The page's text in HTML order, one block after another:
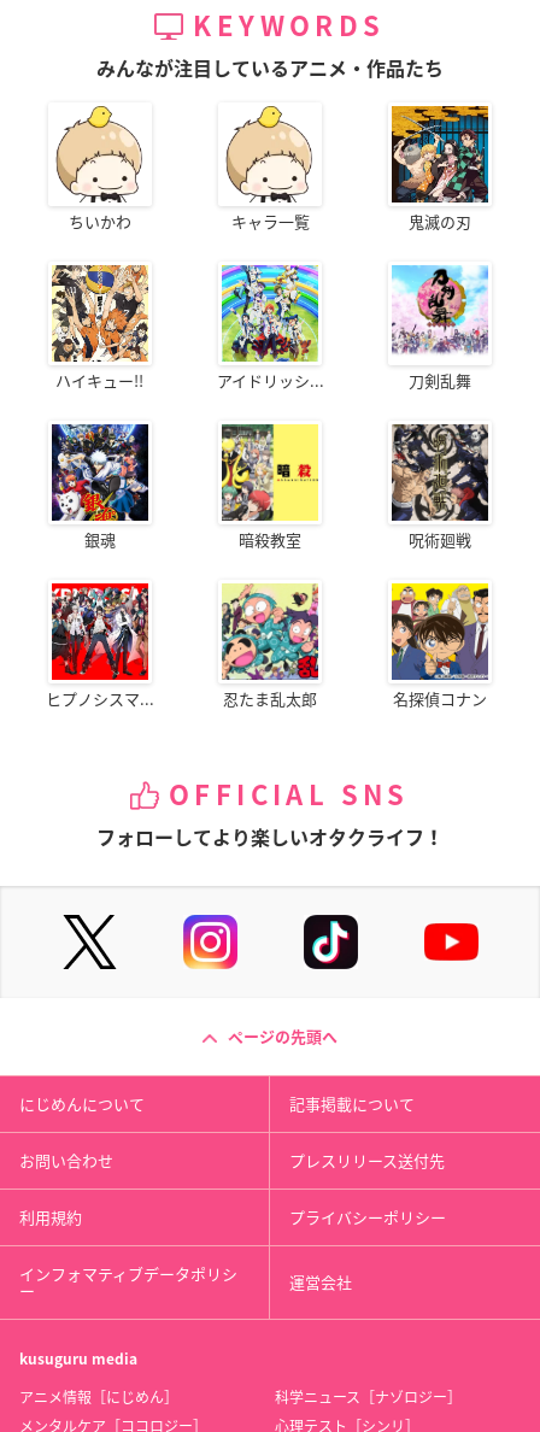
KEYWORDS
みんなが注目しているアニメ・作品たち
ちいかわ キャラ一覧 鬼滅の刃
ハイキュー!! アイドリッシ... 刀剣乱舞
銀魂 暗殺教室 呪術廻戦
ヒプノシスマ... 忍たま乱太郎 名探偵コナン
OFFICIAL SNS
フォローしてより楽しいオタクライフ！
ページの先頭へ
にじめんについて 記事掲載について
お問い合わせ プレスリリース送付先
利用規約 プライバシーポリシー
インフォマティブデータポリシ
ー 運営会社
kusuguru media
アニメ情報［にじめん］
科学ニュース［ナゾロジー］
メンタルケア［ココロジー］
心理テスト［シンリ］